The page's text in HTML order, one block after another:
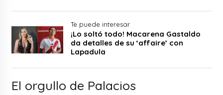
Te puede interesar
¡Lo soltó todo! Macarena Gastaldo
da detalles de su ‘affaire’ con
Lapadula
El orgullo de Palacios